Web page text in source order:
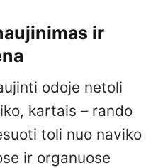
ir
odoje netoli
kartais – rando
toli nuo naviko
ir organuose